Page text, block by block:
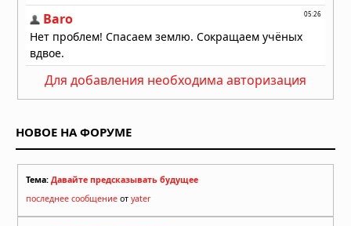
Для добавления необходима авторизация
НОВОЕ НА ФОРУМЕ
Тема: Давайте предсказывать будущее
последнее сообщение от yater